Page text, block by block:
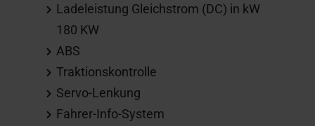
Ladeleistung Gleichstrom (DC) in kW
180 KW
ABS
Traktionskontrolle
Servo-Lenkung
Fahrer-Info-System